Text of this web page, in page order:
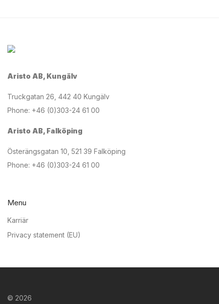
Aristo AB, Kungälv
Truckgatan 26, 442 40 Kungälv
Phone: +46 (0)303-24 61 00
Aristo AB, Falköping
Österängsgatan 10, 521 39 Falköping
Phone: +46 (0)303-24 61 00
Menu
Karriär
Privacy statement (EU)
© 2026